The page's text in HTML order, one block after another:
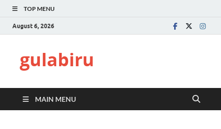
TOP MENU
August 6, 2026
gulabiru
MAIN MENU